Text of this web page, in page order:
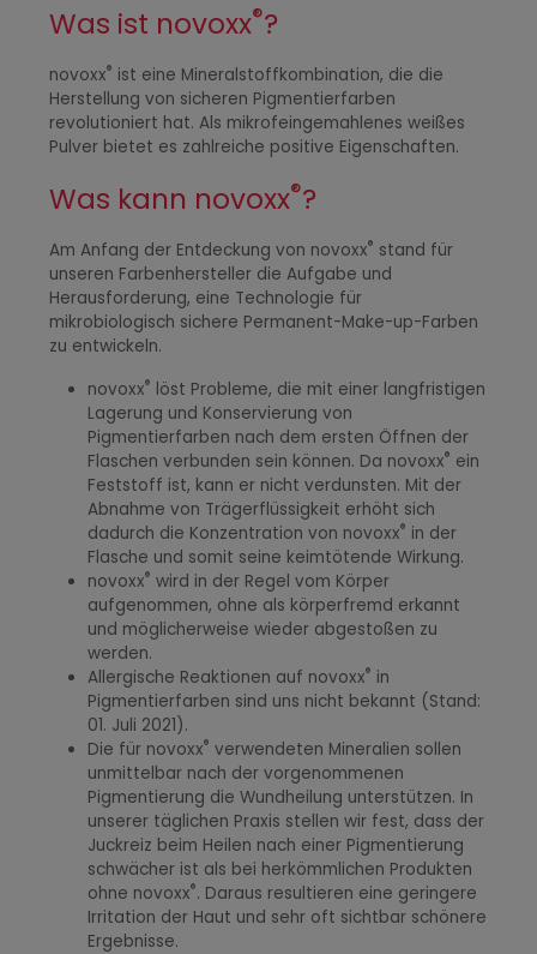
Was ist novoxx®?
novoxx® ist eine Mineralstoffkombination, die die
Herstellung von sicheren Pigmentierfarben
revolutioniert hat. Als mikrofeingemahlenes weißes
Pulver bietet es zahlreiche positive Eigenschaften.
Was kann novoxx®?
Am Anfang der Entdeckung von novoxx® stand für
unseren Farbenhersteller die Aufgabe und
Herausforderung, eine Technologie für
mikrobiologisch sichere Permanent-Make-up-Farben
zu entwickeln.
novoxx® löst Probleme, die mit einer langfristigen
Lagerung und Konservierung von
Pigmentierfarben nach dem ersten Öffnen der
Flaschen verbunden sein können. Da novoxx® ein
Feststoff ist, kann er nicht verdunsten. Mit der
Abnahme von Trägerflüssigkeit erhöht sich
dadurch die Konzentration von novoxx® in der
Flasche und somit seine keimtötende Wirkung.
novoxx® wird in der Regel vom Körper
aufgenommen, ohne als körperfremd erkannt
und möglicherweise wieder abgestoßen zu
werden.
Allergische Reaktionen auf novoxx® in
Pigmentierfarben sind uns nicht bekannt (Stand:
01. Juli 2021).
Die für novoxx® verwendeten Mineralien sollen
unmittelbar nach der vorgenommenen
Pigmentierung die Wundheilung unterstützen. In
unserer täglichen Praxis stellen wir fest, dass der
Juckreiz beim Heilen nach einer Pigmentierung
schwächer ist als bei herkömmlichen Produkten
ohne novoxx®. Daraus resultieren eine geringere
Irritation der Haut und sehr oft sichtbar schönere
Ergebnisse.